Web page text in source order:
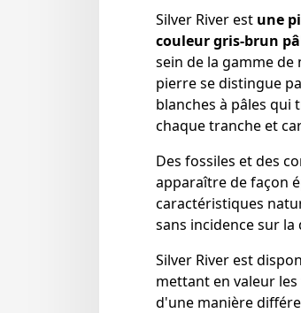
Silver River est une
couleur gris-brun
sein de la gamme
pierre se distingue
blanches à pâles qui
chaque tranche et
Des fossiles et des
apparaître de façon
caractéristiques
sans incidence sur
Silver River est
mettant en valeur
d'une manière